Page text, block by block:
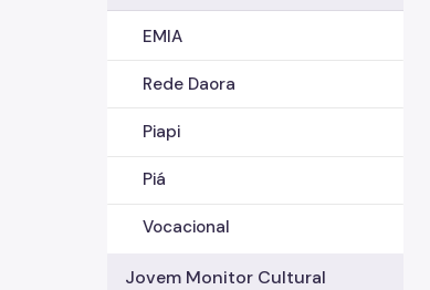
EMIA
Rede Daora
Piapi
Piá
Vocacional
Jovem Monitor Cultural